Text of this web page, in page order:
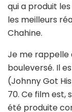
qui a produit
les meilleurs
Chahine.
Je me rappelle
bouleversé. Il
(Johnny Got
70. Ce film est,
été produite